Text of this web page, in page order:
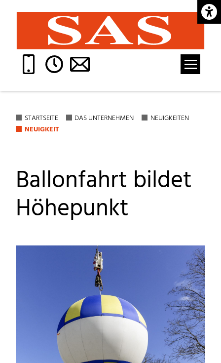
STARTSEITE DAS UNTERNEHMEN
NEUIGKEITEN
NEUIGKEIT
Ballonfahrt bildet
Höhepunkt